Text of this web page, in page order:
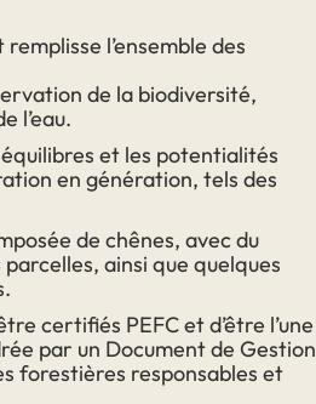
l’ensemble des
de la biodiversité,
l’eau.
équilibres et les potentialités
en génération, tels des
de chênes, avec du
ainsi que quelques
certifiés PEFC et d’être l’une
par un Document de Gestion
forestières responsables et